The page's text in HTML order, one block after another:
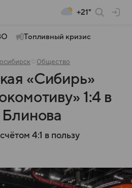
+21°
Топливный кризис
Общество
«Сибирь»
1:4 в
4:1 в пользу